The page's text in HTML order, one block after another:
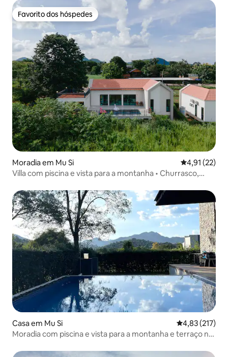
Favorito dos hóspedes
Favorito dos hóspedes
Moradia em Mu Si Classificação
4,91 (22)
Villa com piscina e vista para a montanha • Churrasco,
Casa em Mu Si Classificação
4,83 (217)
Moradia com piscina e vista para a montanha e terraço no